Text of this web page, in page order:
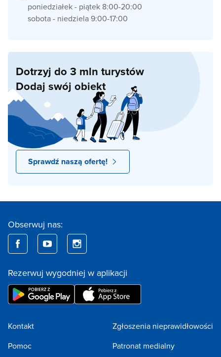
poniedziałek - piątek 8:00-20:00
sobota - niedziela 9:00-17:00
Dotrzyj do 3 mln turystów
Dodaj swój obiekt
Sprawdź naszą ofertę!
Obserwuj nas:
Rezerwuj wygodniej w aplikacji
Kontakt
Pomoc
Zgłoszenia nieprawidłowości
Patronat medialny